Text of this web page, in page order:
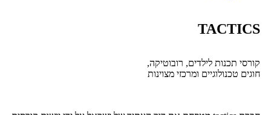
TACTICS
קורסי תכנות לילדים, רובוטיקה,
חוגים טכנולוגיים ומרכזי מצוינות